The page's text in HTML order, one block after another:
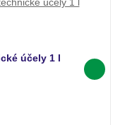
účely 1 l